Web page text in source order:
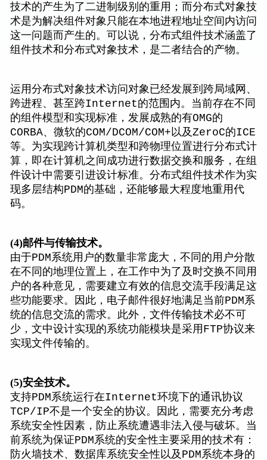
技术的产生为了二进制级别的重用；而分布式对象技
术是为解决组件对象只能在本地进程地址空间内访问
这一问题而产生的。可以说，分布式组件技术涵盖了
组件技术和分布式对象技术，是二者结合的产物。
运用分布式对象技术访问对象已经发展到跨局域网、
跨进程、甚至跨Internet的范围内。当前存在不同
的组件模型和实现标准，发展成熟的有OMG的
CORBA、微软的COM/DCOM/COM+以及ZeroC的ICE
等。为实现跨计算机类型和跨物理位置进行分布式计
算，即在计算机之间成功进行数据交换和服务，在组
件设计中需要引进设计标准。分布式组件技术作为实
现多层结构PDM的基础，还能够最大程度地重用代
码。
(4)邮件与传输技术。
由于PDM系统用户的数量非常庞大，不同的用户分散
在不同的地理位置上，在工作中为了及时交换不同用
户的各种意见，需要建立有效的信息交流手段满足这
些功能要求。因此，电子邮件很好地满足当前PDM系
统的信息交流的需求。此外，文件传输技术必不可
少，文中设计实现的系统功能模块是采用FTP协议来
实现文件传输的。
(5)安全技术。
支持PDM系统运行在Internet环境下的通讯协议
TCP/IP不是一个安全的协议。因此，需要充分考虑
系统安全性因素，防止系统遭遇非法入侵与破坏。当
前系统为保证PDM系统的安全性主要采用的技术有：
防火墙技术、数据库系统安全性以及PDM系统本身的